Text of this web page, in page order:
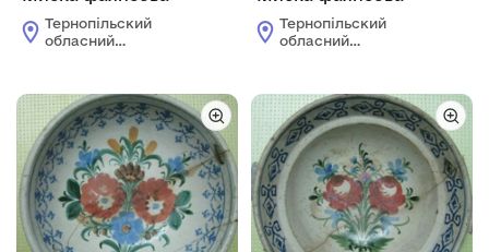
Тернопільский
обласний
Тернопільский
обласний